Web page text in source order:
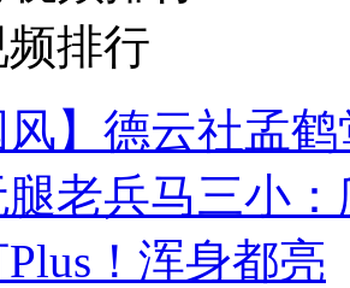
排行
风】德云社孟
老兵马三小
！浑身都亮